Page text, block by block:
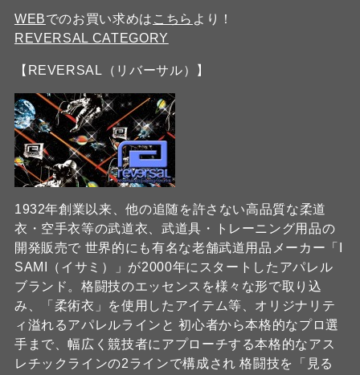
WEBでのお買い求めは こちら より！
REVERSAL CATEGORY
【REVERSAL（リバーサル）】
1932年創業以来、他の追随を許さない高品質な柔道
衣・空手衣等の武道衣、武道具・トレーニング用品の
開発販売で 世界的にも有名な老舗武道用品メーカー「I
SAMI（イサミ）」が2000年にスタートしたアパレル
ブランド。格闘技のエッセンスを様々な形で取り込
み、「柔術衣」を使用したアイテム等、オリジナリテ
ィ溢れるアパレルラインと 初心者から本格的なプロ選
手まで、幅広く競技者にアプローチする本格的なアス
レチックラインの2ラインで構成され 格闘技を「見る